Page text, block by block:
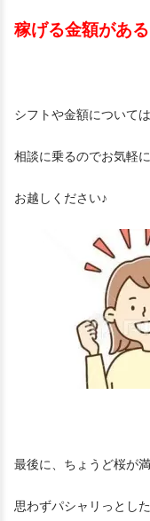
稼げる金額がある
シフトや金額について
相談に乗るのでお気軽
お越しください♪
最後に、ちょうど桜が
思わずパシャリっとし